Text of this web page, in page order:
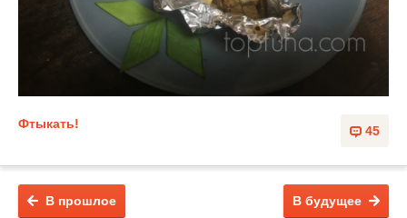
45
Фтыкать!
В будущее
В прошлое